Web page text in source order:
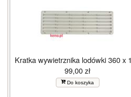
Kratka wywietrznika lodówki 360 x
99,00 zł
Do koszyka